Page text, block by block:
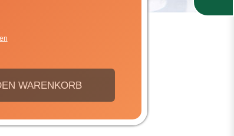
WARENKORB